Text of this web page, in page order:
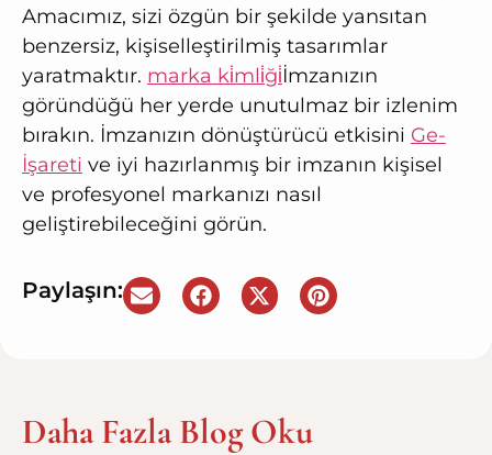
Amacımız, sizi özgün bir şekilde yansıtan
benzersiz, kişiselleştirilmiş tasarımlar
yaratmaktır. marka ki̇mli̇ği̇İmzanızın
göründüğü her yerde unutulmaz bir izlenim
bırakın. İmzanızın dönüştürücü etkisini Ge-
İşareti ve iyi hazırlanmış bir imzanın kişisel
ve profesyonel markanızı nasıl
geliştirebileceğini görün.
Paylaşın:
Daha Fazla Blog Oku